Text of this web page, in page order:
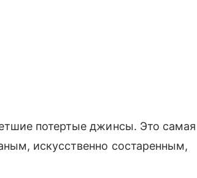
потертые джинсы. Это самая
искусственно состаренным,